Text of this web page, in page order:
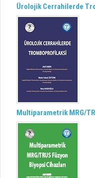
Ürolojik Cerrahilerde
Multiparametrik MRG/